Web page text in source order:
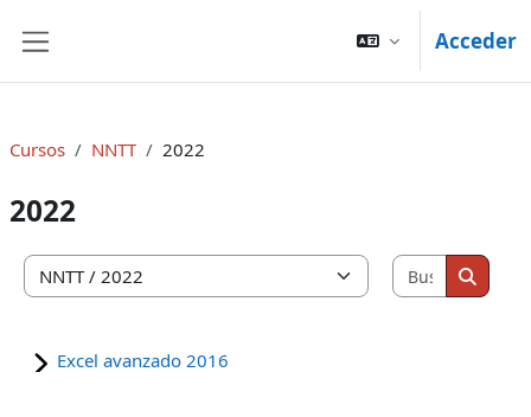
Acceder
Cursos NNTT 2022
2022
Categorías
Buscar
Excel avanzado 2016